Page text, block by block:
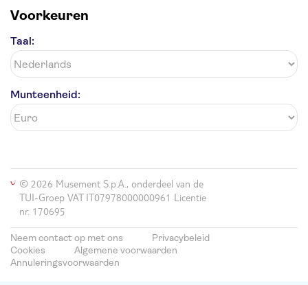
Voorkeuren
Taal:
Munteenheid:
© 2026 Musement S.p.A., onderdeel van de
TUI-Groep VAT IT07978000000961 Licentie
nr. 170695
Neem contact op met ons
Privacybeleid
Cookies
Algemene voorwaarden
Annuleringsvoorwaarden